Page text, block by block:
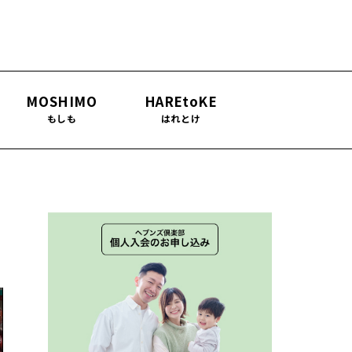
MOSHIMO
もしも
HAREtoKE
はれとけ